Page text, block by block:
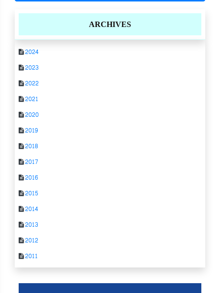
ARCHIVES
2024
2023
2022
2021
2020
2019
2018
2017
2016
2015
2014
2013
2012
2011